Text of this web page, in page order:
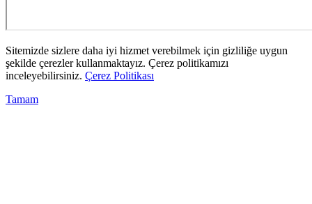
Sitemizde sizlere daha iyi hizmet verebilmek için gizliliğe uygun
şekilde çerezler kullanmaktayız. Çerez politikamızı
inceleyebilirsiniz. Çerez Politikası
Tamam